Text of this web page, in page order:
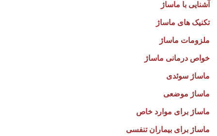
آشنایی با ماساژ
تکنیک های ماساژ
ملزومات ماساژ
خواص درمانی ماساژ
ماساژ سوئدی
ماساژ موضعی
ماساژ برای موارد خاص
ماساژ برای بیماران تنفسی